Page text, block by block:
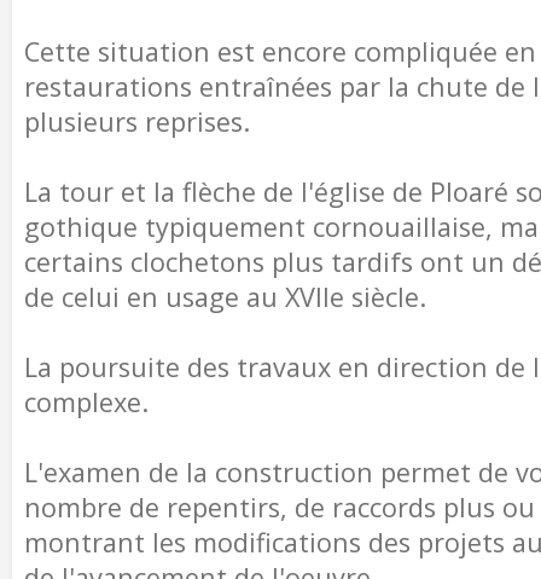
Cette situation est encore compliquée
restaurations entraînées par la chute de
plusieurs reprises.
La tour et la flèche de l'église de Ploaré
gothique typiquement cornouaillaise,
certains clochetons plus tardifs ont un
de celui en usage au XVIIe siècle.
La poursuite des travaux en direction de
complexe.
L'examen de la construction permet de
nombre de repentirs, de raccords plus
montrant les modifications des projets